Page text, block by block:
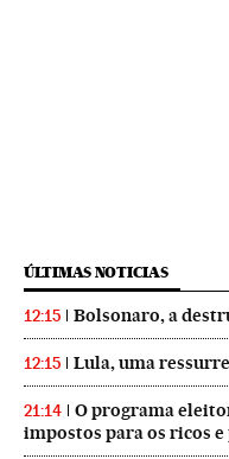
ÚLTIMAS NOTICIAS
12:15 Bolsonaro, a
12:15 Lula, uma
21:14
O programa
impostos para os ricos